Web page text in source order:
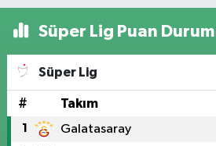
Süper Lig Puan
Süper Lig
# Takım
1 Galatasaray